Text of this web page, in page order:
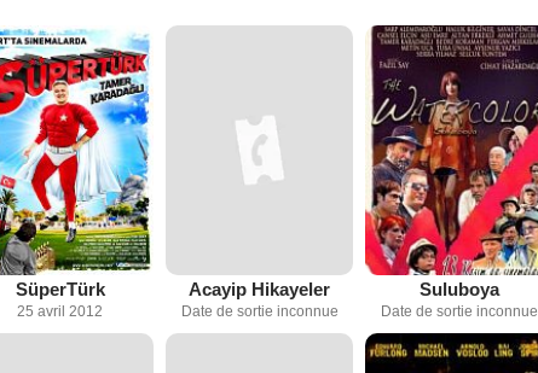
SüperTürk
25 avril 2012
Acayip Hikayeler
Date de sortie inconnue
Suluboya
Date de sortie inconnue